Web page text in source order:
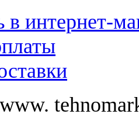
в интернет-